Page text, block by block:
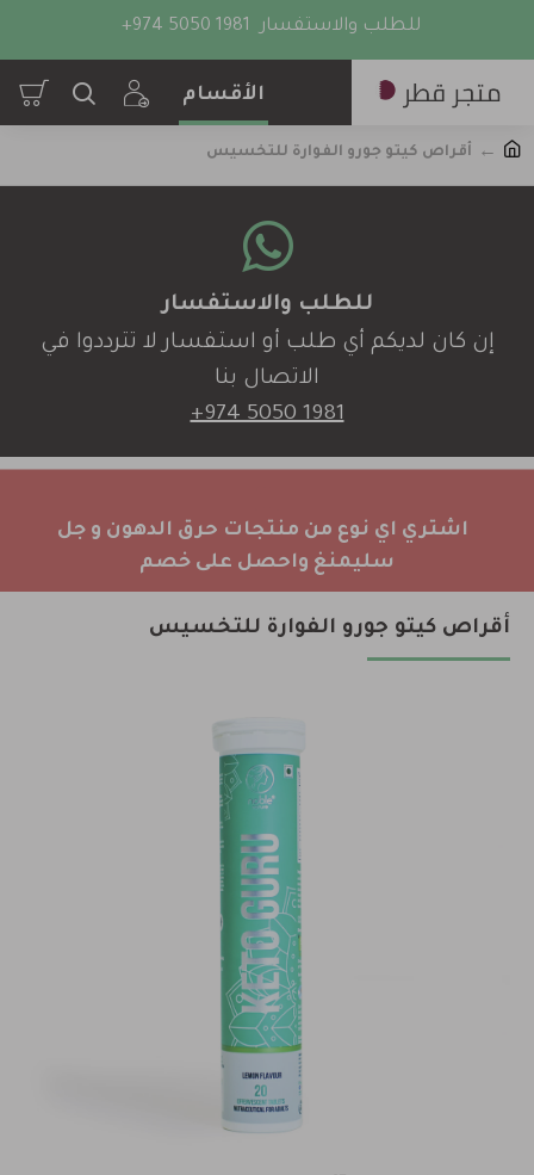
للطلب والاستفسار +974 5050 1981
أقراص كيتو جورو الفوارة للتخسيس
للطلب والاستفسار
إن كان لديكم أي طلب أو استفسار لا تترددوا في
الاتصال بنا
+974 5050 1981
اشتري اي نوع من منتجات حرق الدهون و جل
سليمنغ واحصل على خصم
أقراص كيتو جورو الفوارة للتخسيس